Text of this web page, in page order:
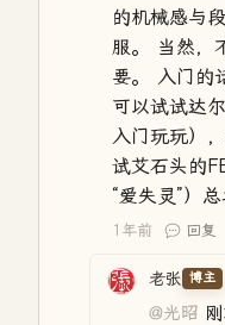
的机械感与
服。 当然，
要。 入门的
可以试试达
入门玩玩）
试艾石头的
“爱失灵”）
1年前 回复
老张 博主
@光昭